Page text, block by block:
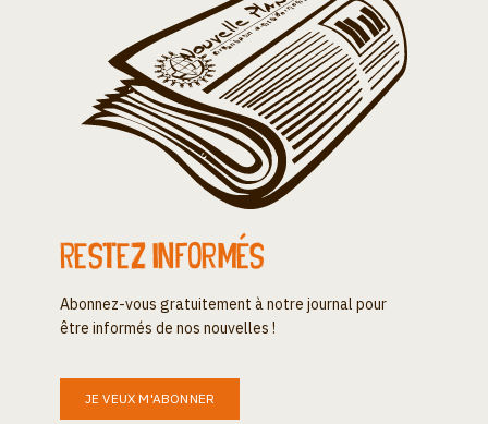
Restez informés
Abonnez-vous gratuitement à notre journal pour
être informés de nos nouvelles !
JE VEUX M'ABONNER